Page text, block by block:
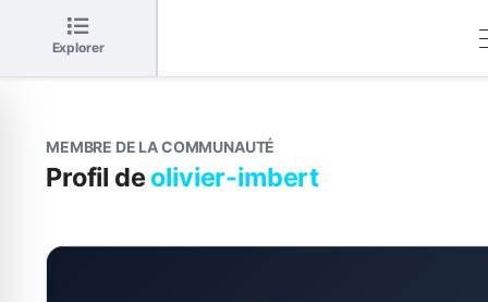
Explorer
MEMBRE DE LA COMMUNAUTÉ
Profil de olivier-imbert